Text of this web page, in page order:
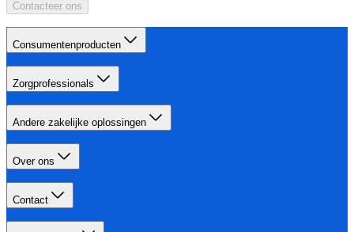
Contacteer ons
Consumentenproducten
Zorgprofessionals
Andere zakelijke oplossingen
Over ons
Contact